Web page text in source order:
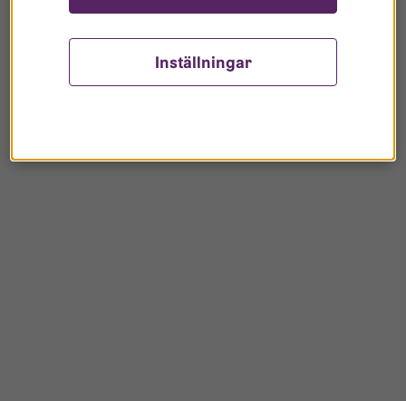
Inställningar